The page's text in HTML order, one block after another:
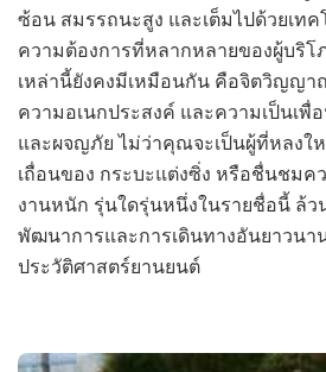
ซ้อน สมรรถนะสูง และเต็มไปด้วยเท
ความต้องการที่หลากหลายของผู้บริโ
เหล่านี้ยังคงมีเหมือนกัน คือจิตวิญญ
ความอเนกประสงค์ และความเป็นเพื่
และผจญภัย ไม่ว่าคุณจะเป็นผู้ที่หลงใ
เถื่อนของ กระบะแต่งซิ่ง หรือชื่นชม
งานหนัก รุ่นใดรุ่นหนึ่งในรายชื่อนี้ ล้ว
พัฒนาการและการเดินทางอันยาวนา
ประวัติศาสตร์ยานยนต์